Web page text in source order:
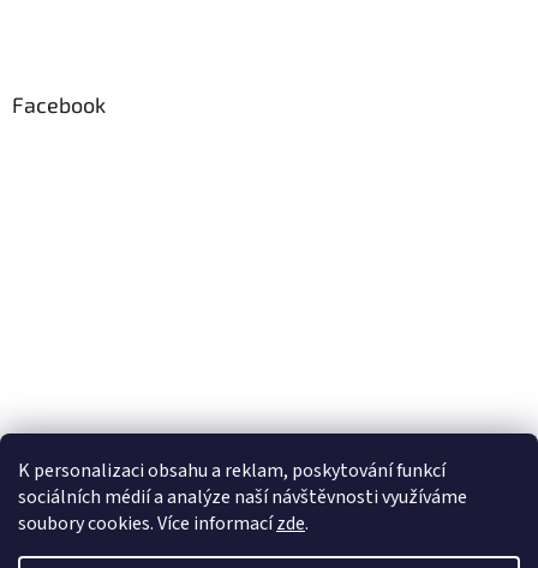
K personalizaci obsahu a reklam, poskytování funkcí
sociálních médií a analýze naší návštěvnosti využíváme
soubory cookies. Více informacízde.
Facebook